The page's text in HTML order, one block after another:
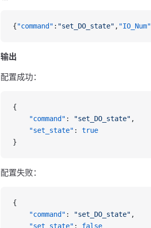
{"command" : "set_DO_state" , "IO_Num"
输出
配置成功：
{
    "command"
: "set_DO_state" ,
    "set_state"
: true
}
配置失败：
{
    "command"
: "set_DO_state" ,
    "set_state"
: false